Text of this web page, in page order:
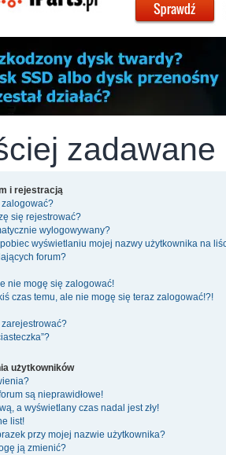
zadawane
i rejestracją
się rejestrować?
wylogowywany?
wyświetlaniu mojej nazwy użytkownika na
forum?
nie mogę się zalogować!
czas temu, ale nie mogę się teraz zalogować!?!
użytkowników
są nieprawidłowe!
a wyświetlany czas nadal jest zły!
list!
przy mojej nazwie użytkownika?
ją zmienić?